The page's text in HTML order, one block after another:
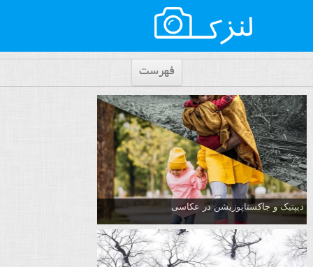
فهرست
دیپتیک و جاکستا‌پوزیشن در عکاسی